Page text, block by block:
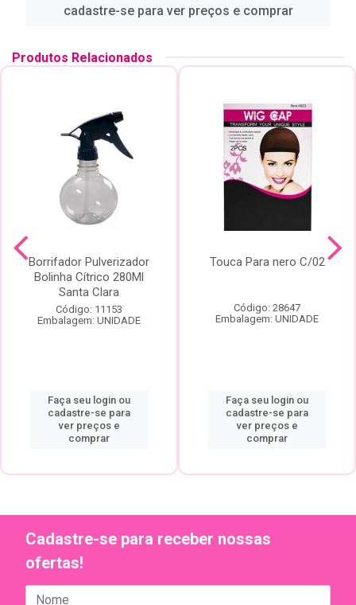
cadastre-se para ver preços e comprar
Produtos Relacionados
Borrifador Pulverizador
Bolinha Cítrico 280Ml
Santa Clara
Código: 11153
Embalagem: UNIDADE
Faça seu login ou
cadastre-se para
ver preços e
comprar
Touca Para nero C/02
Código: 28647
Embalagem: UNIDADE
Faça seu login ou
cadastre-se para
ver preços e
comprar
Cadastre-se para receber nossas
ofertas!